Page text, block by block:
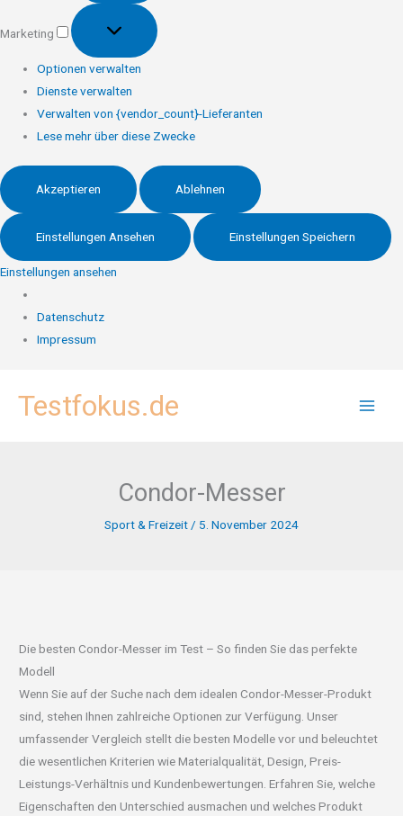
Marketing
Marketing
Optionen verwalten
Dienste verwalten
Verwalten von {vendor_count}-Lieferanten
Lese mehr über diese Zwecke
Akzeptieren Ablehnen
Einstellungen Ansehen Einstellungen Speichern
Einstellungen ansehen
Datenschutz
Impressum
InhaltTestfokus.de
Condor-Messer
Sport & Freizeit / 5. November 2024
Die besten Condor-Messer im Test – So finden Sie das perfekte
Modell
Wenn Sie auf der Suche nach dem idealen Condor-Messer-Produkt
sind, stehen Ihnen zahlreiche Optionen zur Verfügung. Unser
umfassender Vergleich stellt die besten Modelle vor und beleuchtet
die wesentlichen Kriterien wie Materialqualität, Design, Preis-
Leistungs-Verhältnis und Kundenbewertungen. Erfahren Sie, welche
Eigenschaften den Unterschied ausmachen und welches Produkt